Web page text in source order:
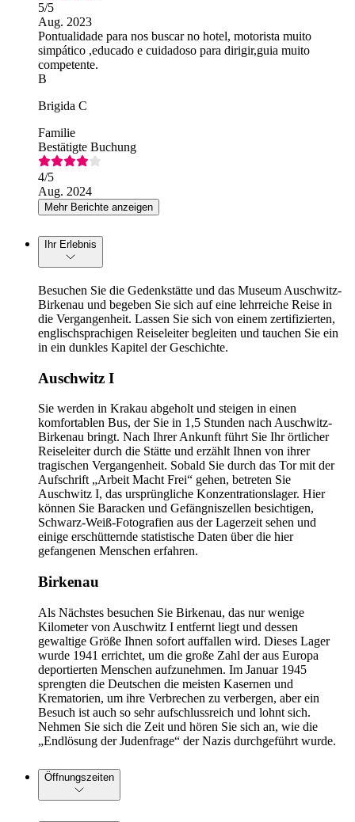
5/5
Aug. 2023
Pontualidade para nos buscar no hotel, motorista muito
simpático ,educado e cuidadoso para dirigir,guia muito
competente.
B
Brigida C
Familie
Bestätigte Buchung
4/5
Aug. 2024
Mehr Berichte anzeigen
Ihr Erlebnis
Besuchen Sie die Gedenkstätte und das Museum Auschwitz-
Birkenau und begeben Sie sich auf eine lehrreiche Reise in
die Vergangenheit. Lassen Sie sich von einem zertifizierten,
englischsprachigen Reiseleiter begleiten und tauchen Sie ein
in ein dunkles Kapitel der Geschichte.
Auschwitz I
Sie werden in Krakau abgeholt und steigen in einen
komfortablen Bus, der Sie in 1,5 Stunden nach Auschwitz-
Birkenau bringt. Nach Ihrer Ankunft führt Sie Ihr örtlicher
Reiseleiter durch die Stätte und erzählt Ihnen von ihrer
tragischen Vergangenheit. Sobald Sie durch das Tor mit der
Aufschrift „Arbeit Macht Frei“ gehen, betreten Sie
Auschwitz I, das ursprüngliche Konzentrationslager. Hier
können Sie Baracken und Gefängniszellen besichtigen,
Schwarz-Weiß-Fotografien aus der Lagerzeit sehen und
einige erschütternde statistische Daten über die hier
gefangenen Menschen erfahren.
Birkenau
Als Nächstes besuchen Sie Birkenau, das nur wenige
Kilometer von Auschwitz I entfernt liegt und dessen
gewaltige Größe Ihnen sofort auffallen wird. Dieses Lager
wurde 1941 errichtet, um die große Zahl der aus Europa
deportierten Menschen aufzunehmen. Im Januar 1945
sprengten die Deutschen die meisten Kasernen und
Krematorien, um ihre Verbrechen zu verbergen, aber ein
Besuch ist auch so sehr aufschlussreich und lohnt sich.
Nehmen Sie sich die Zeit und hören Sie sich an, wie die
„Endlösung der Judenfrage“ der Nazis durchgeführt wurde.
Öffnungszeiten